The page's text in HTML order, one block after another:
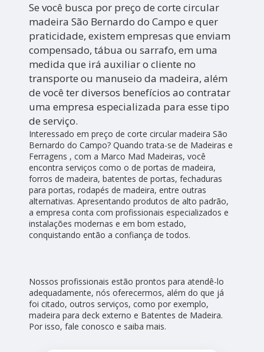
Se você busca por preço de corte circular
madeira São Bernardo do Campo e quer
praticidade, existem empresas que enviam
compensado, tábua ou sarrafo, em uma
medida que irá auxiliar o cliente no
transporte ou manuseio da madeira, além
de você ter diversos benefícios ao contratar
uma empresa especializada para esse tipo
de serviço.
Interessado em preço de corte circular madeira São
Bernardo do Campo? Quando trata-se de Madeiras e
Ferragens , com a Marco Mad Madeiras, você
encontra serviços como o de portas de madeira,
forros de madeira, batentes de portas, fechaduras
para portas, rodapés de madeira, entre outras
alternativas. Apresentando produtos de alto padrão,
a empresa conta com profissionais especializados e
instalações modernas e em bom estado,
conquistando então a confiança de todos.
Nossos profissionais estão prontos para atendê-lo
adequadamente, nós oferecermos, além do que já
foi citado, outros serviços, como por exemplo,
madeira para deck externo e Batentes de Madeira.
Por isso, fale conosco e saiba mais.